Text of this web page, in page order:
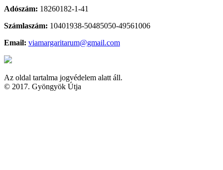
Adószám: 18260182-1-41
Számlaszám: 10401938-50485050-49561006
Email: viamargaritarum@gmail.com
Az oldal tartalma jogvédelem alatt áll.
© 2017. Gyöngyök Útja